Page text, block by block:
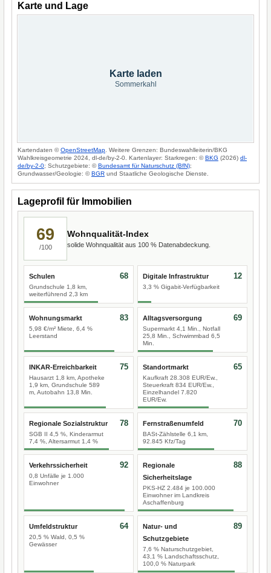
Karte und Lage
Karte laden
Sommerkahl
Kartendaten ©OpenStreetMap . Weitere Grenzen: Bundeswahlleiterin/BKG
Wahlkreisgeometrie 2024, dl-de/by-2-0. Kartenlayer: Starkregen: ©BKG (2026) dl-
de/by-2-0; Schutzgebiete: ©Bundesamt für Naturschutz (BfN);
Grundwasser/Geologie: ©BGR und Staatliche Geologische Dienste.
Lageprofil für Immobilien
69
/100
Wohnqualität-Index
solide Wohnqualität aus 100 % Datenabdeckung.
Schulen
Grundschule 1,8 km,
weiterführend 2,3 km
68 Digitale Infrastruktur
3,3 % Gigabit-Verfügbarkeit
12
Wohnungsmarkt
5,98 €/m² Miete, 6,4 %
Leerstand
83 Alltagsversorgung
Supermarkt 4,1 Min., Notfall
25,8 Min., Schwimmbad 6,5
Min.
69
INKAR-Erreichbarkeit
Hausarzt 1,8 km, Apotheke
1,9 km, Grundschule 589
m, Autobahn 13,8 Min.
75 Standortmarkt
Kaufkraft 28.308 EUR/Ew.,
Steuerkraft 834 EUR/Ew.,
Einzelhandel 7.820
EUR/Ew.
65
Regionale Sozialstruktur
SGB II 4,5 %, Kinderarmut
7,4 %, Altersarmut 1,4 %
78 Fernstraßenumfeld
BASt-Zählstelle 6,1 km,
92.845 Kfz/Tag
70
Verkehrssicherheit
0,8 Unfälle je 1.000
Einwohner
92
Regionale
Sicherheitslage
PKS-HZ 2.484 je 100.000
Einwohner im Landkreis
Aschaffenburg
88
Umfeldstruktur
20,5 % Wald, 0,5 %
Gewässer
64
Natur- und
Schutzgebiete
7,6 % Naturschutzgebiet,
43,1 % Landschaftsschutz,
100,0 % Naturpark
89